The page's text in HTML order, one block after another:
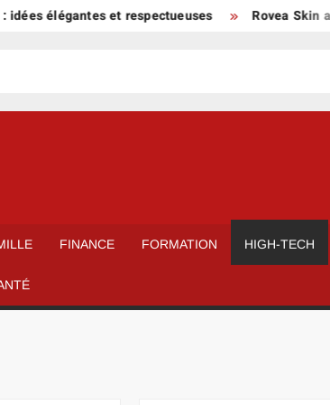
et respectueuses Rovea Skin avis
FINANCE FORMATION HIGH-TECH